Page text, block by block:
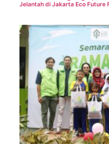
Jelantah di Jakarta Eco Future